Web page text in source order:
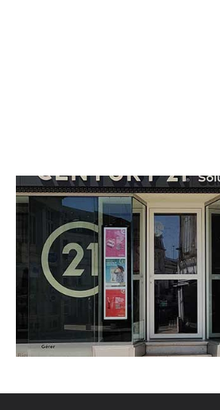
CENTURY 21
2 place du
LUCON -
Envoyer un
Téléphoner à